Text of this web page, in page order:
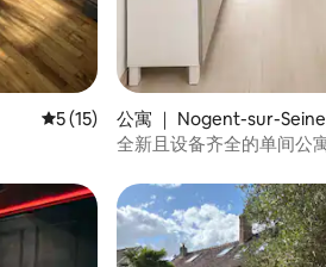
平均评分 5 分（满分 5 分），共 15
5 (15)
公寓 ｜ Nogent-sur-Seine
全新且设备齐全的单间公